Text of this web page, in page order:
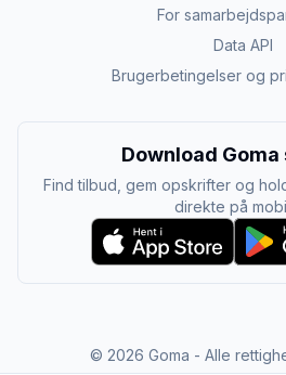
For
Data API
Brugerbetingelser og
Download Goma
Find tilbud, gem opskrifter og
direkte på
© 2026 Goma - Alle